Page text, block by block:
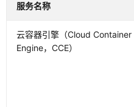
服务名称
云容器引擎（Cloud Container
Engine，CCE）